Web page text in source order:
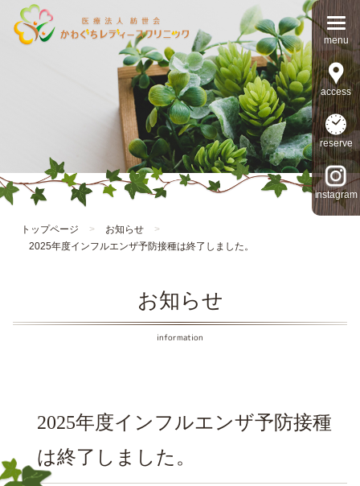
access
reserve
instagram
トップページ > お知らせ
>
2025年度インフルエンザ予防接種は終了しました。
お知らせ
information
2025年度インフルエンザ予防接種
は終了しました。